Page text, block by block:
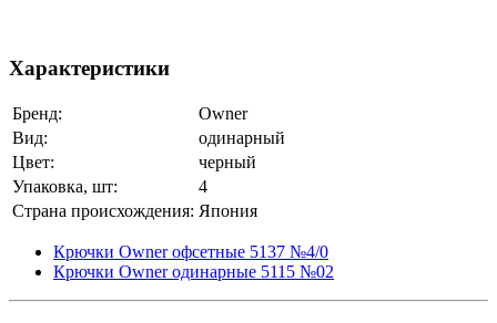
Характеристики
Бренд:
Owner
Вид:
одинарный
Цвет:
черный
Упаковка, шт:
4
Страна происхождения: Япония
Крючки Owner офсетные 5137 №4/0
Крючки Owner одинарные 5115 №02